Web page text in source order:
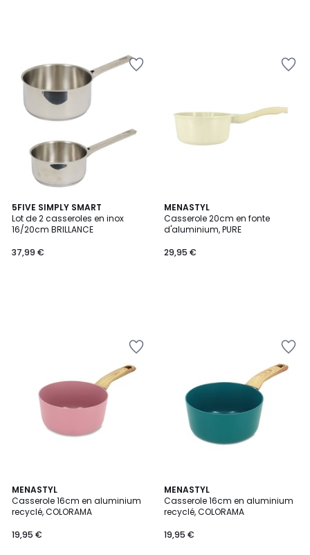
5FIVE SIMPLY SMART
Lot de 2 casseroles en inox
16/20cm BRILLANCE
37,99 €
MENASTYL
Casserole 20cm en fonte
d'aluminium, PURE
29,95 €
MENASTYL
Casserole 16cm en aluminium
recyclé, COLORAMA
19,95 €
MENASTYL
Casserole 16cm en aluminium
recyclé, COLORAMA
19,95 €